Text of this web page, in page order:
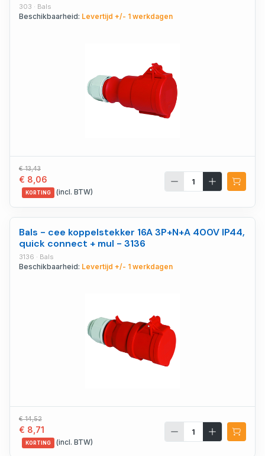
303 · Bals
Beschikbaarheid: Levertijd +/- 1 werkdagen
€ 13,43
€ 8,06
KORTING (incl. BTW)
Bals - cee koppelstekker 16A 3P+N+A 400V IP44,
quick connect + mul - 3136
3136 · Bals
Beschikbaarheid: Levertijd +/- 1 werkdagen
€ 14,52
€ 8,71
KORTING (incl. BTW)